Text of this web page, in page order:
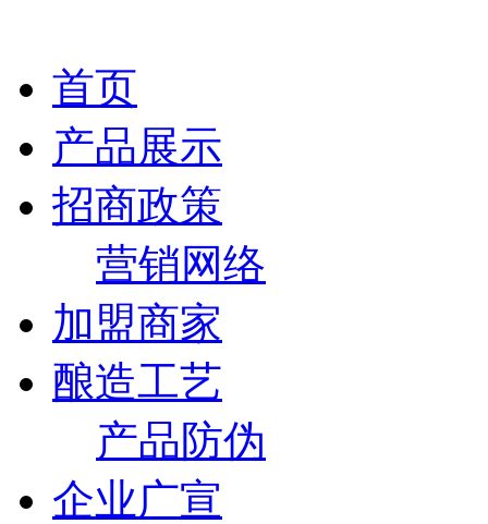
首页
产品展示
招商政策
营销网络
加盟商家
酿造工艺
产品防伪
企业广宣